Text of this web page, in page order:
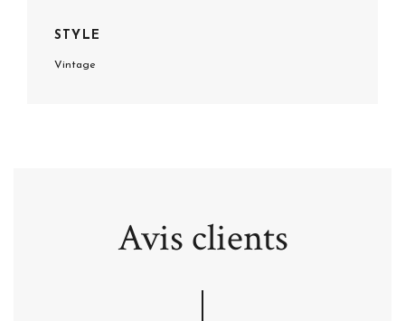
STYLE
Vintage
Avis clients